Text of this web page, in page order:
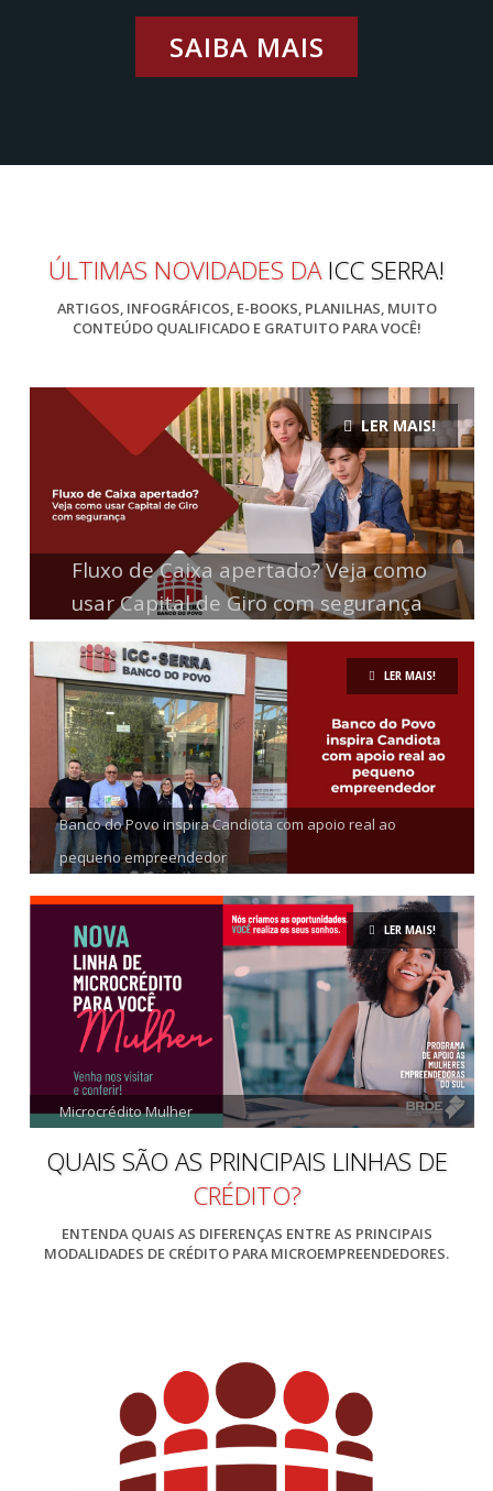
SAIBA MAIS
ÚLTIMAS NOVIDADES DAICC SERRA!
ARTIGOS, INFOGRÁFICOS, E-BOOKS, PLANILHAS, MUITO
CONTEÚDO QUALIFICADO E GRATUITO PARA VOCÊ!
Fluxo de Caixa apertado? Veja como
usar Capital de Giro com segurança
LER MAIS!
Banco do Povo inspira Candiota com apoio real ao
pequeno empreendedor
LER MAIS!
Microcrédito Mulher
LER MAIS!
QUAIS SÃO AS PRINCIPAIS LINHAS DE
CRÉDITO?
ENTENDA QUAIS AS DIFERENÇAS ENTRE AS PRINCIPAIS
MODALIDADES DE CRÉDITO PARA MICROEMPREENDEDORES.